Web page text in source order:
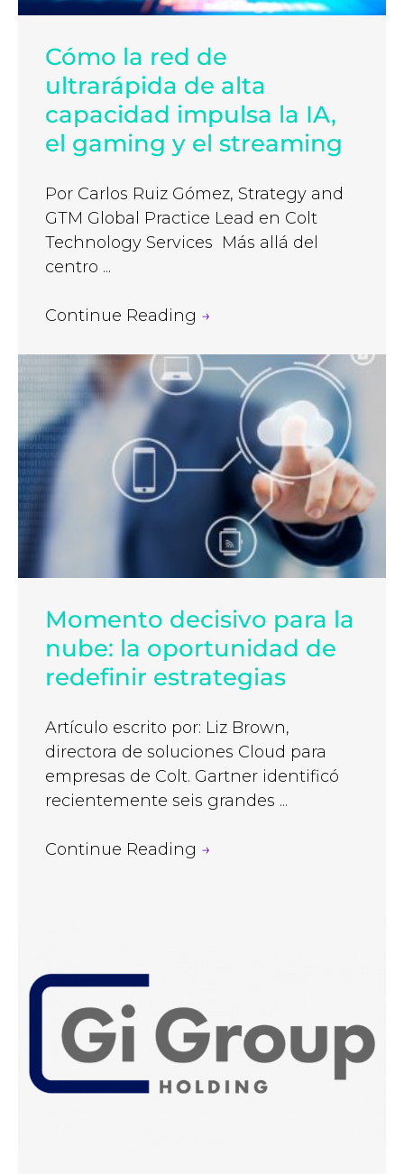
Cómo la red de
ultrarápida de alta
capacidad impulsa la IA,
el gaming y el streaming
Por Carlos Ruiz Gómez, Strategy and
GTM Global Practice Lead en Colt
Technology Services Más allá del
centro ...
Continue Reading →
Momento decisivo para la
nube: la oportunidad de
redefinir estrategias
Artículo escrito por: Liz Brown,
directora de soluciones Cloud para
empresas de Colt. Gartner identificó
recientemente seis grandes ...
Continue Reading →